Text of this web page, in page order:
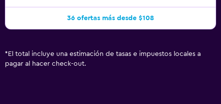
36 ofertas más desde $108
* El total incluye una estimación de tasas e impuestos locales a
pagar al hacer check-out.